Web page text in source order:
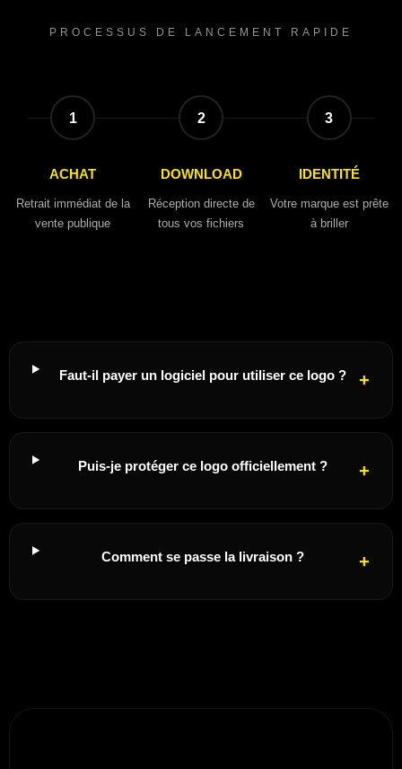
PROCESSUS DE LANCEMENT RAPIDE
1
ACHAT
Retrait immédiat de la
vente publique
2
DOWNLOAD
Réception directe de
tous vos fichiers
3
IDENTITÉ
Votre marque est prête
à briller
Faut-il payer un logiciel pour utiliser ce logo ?
Puis-je protéger ce logo officiellement ?
Comment se passe la livraison ?